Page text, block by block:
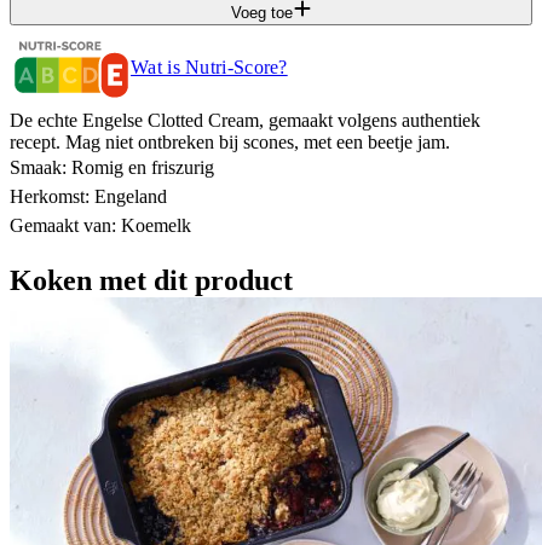
Voeg toe
Wat is Nutri-Score?
De echte Engelse Clotted Cream, gemaakt volgens authentiek
recept. Mag niet ontbreken bij scones, met een beetje jam.
Smaak: Romig en friszurig
Herkomst: Engeland
Gemaakt van: Koemelk
Koken met dit product